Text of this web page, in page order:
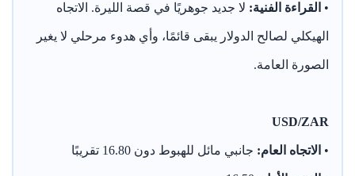
• القراءة الفنية: لا جديد جوهريًا في قصة الليرة. الاتجاه
الهيكلي لصالح الدولار يبقى قائمًا، وأي هدوء مرحلي لا يغير
الصورة العامة.
USD/ZAR
• الاتجاه العام: جانبي مائل للهبوط دون 16.80 تقريبًا